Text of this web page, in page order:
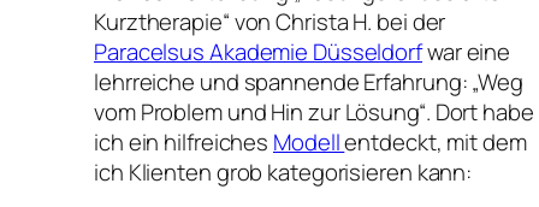
Kurztherapie“ von Christa H. bei der
Paracelsus Akademie Düsseldorfwar eine
lehrreiche und spannende Erfahrung: „Weg
vom Problem und Hin zur Lösung“. Dort habe
ich ein hilfreiches Modellentdeckt, mit dem
ich Klienten grob kategorisieren kann: